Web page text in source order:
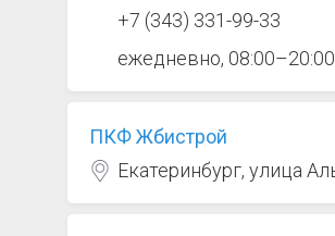
+7 (343) 331-99-33
ежедневно,
ПКФ Жбистрой
Екатеринбург, улица